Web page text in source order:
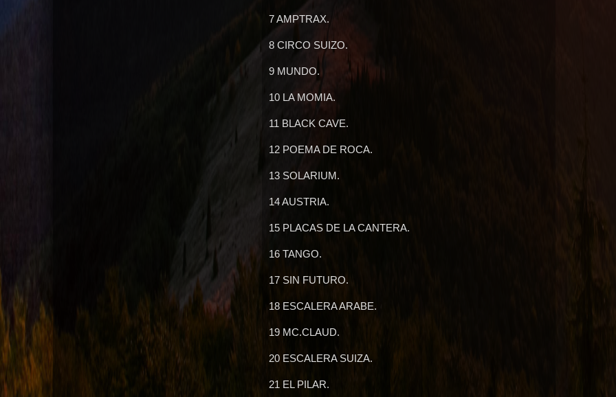
7 AMPTRAX.
8 CIRCO SUIZO.
9 MUNDO.
10 LA MOMIA.
11 BLACK CAVE.
12 POEMA DE ROCA.
13 SOLARIUM.
14 AUSTRIA.
15 PLACAS DE LA CANTERA.
16 TANGO.
17 SIN FUTURO.
18 ESCALERA ARABE.
19 MC.CLAUD.
20 ESCALERA SUIZA.
21 EL PILAR.